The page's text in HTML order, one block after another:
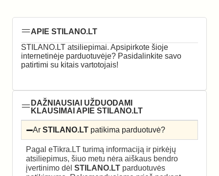
APIE STILANO.LT
STILANO.LT atsiliepimai. Apsipirkote šioje
internetinėje parduotuvėje? Pasidalinkite savo
patirtimi su kitais vartotojais!
DAŽNIAUSIAI UŽDUODAMI
KLAUSIMAI APIE STILANO.LT
ArSTILANO.LT patikima parduotuvė?
Pagal eTikra.LT turimą informaciją ir pirkėjų
atsiliepimus, šiuo metu nėra aiškaus bendro
įvertinimo dėl STILANO.LT parduotuvės